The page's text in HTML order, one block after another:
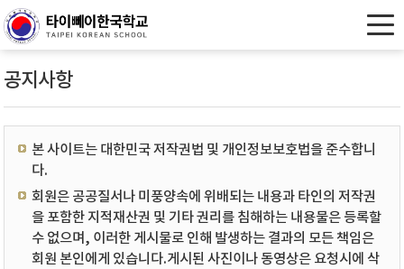
공지사항
본 사이트는 대한민국 저작권법 및 개인정보보호법을 준수합니
다.
회원은 공공질서나 미풍양속에 위배되는 내용과 타인의 저작권
을 포함한 지적재산권 및 기타 권리를 침해하는 내용물은 등록할
수 없으며, 이러한 게시물로 인해 발생하는 결과의 모든 책임은
회원 본인에게 있습니다.게시된 사진이나 동영상은 요청시에 삭